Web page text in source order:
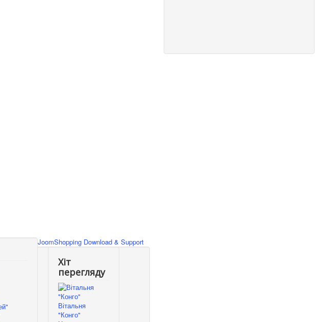
JoomShopping Download & Support
Хіт
перегляду
Вітальня
"Конго"